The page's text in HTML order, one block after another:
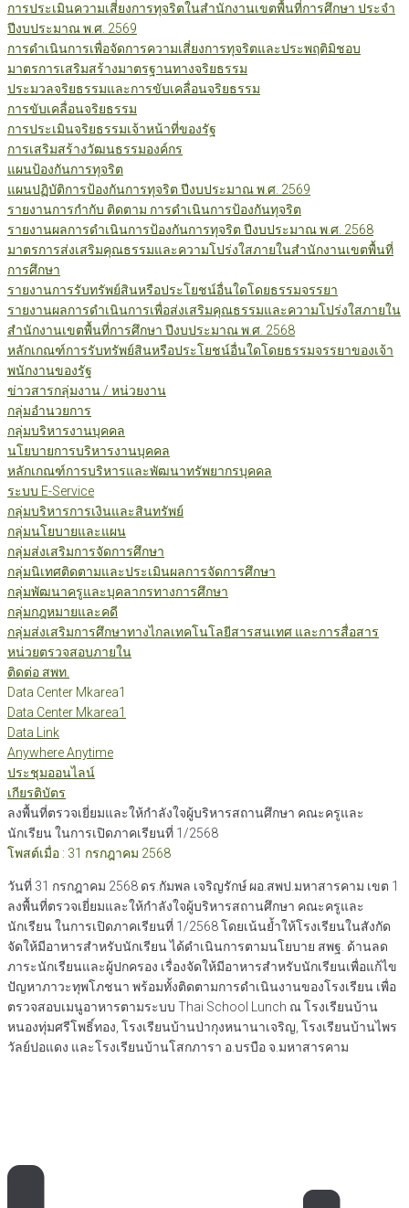
การประเมินความเสี่ยงการทุจริตในสำนักงานเขตพื้นที่การศึกษา ประจำ
ปีงบประมาณ พ.ศ. 2569
การดำเนินการเพื่อจัดการความเสี่ยงการทุจริตและประพฤติมิชอบ
มาตรการเสริมสร้างมาตรฐานทางจริยธรรม
ประมวลจริยธรรมและการขับเคลื่อนจริยธรรม
การขับเคลื่อนจริยธรรม
การประเมินจริยธรรมเจ้าหน้าที่ของรัฐ
การเสริมสร้างวัฒนธรรมองค์กร
แผนป้องกันการทุจริต
แผนปฏิบัติการป้องกันการทุจริต ปีงบประมาณ พ.ศ. 2569
รายงานการกำกับ ติดตาม การดำเนินการป้องกันทุจริต
รายงานผลการดำเนินการป้องกันการทุจริต ปีงบประมาณ พ.ศ. 2568
มาตรการส่งเสริมคุณธรรมและความโปร่งใสภายในสำนักงานเขตพื้นที่
การศึกษา
รายงานการรับทรัพย์สินหรือประโยชน์อื่นใดโดยธรรมจรรยา
รายงานผลการดำเนินการเพื่อส่งเสริมคุณธรรมและความโปร่งใสภายใน
สำนักงานเขตพื้นที่การศึกษา ปีงบประมาณ พ.ศ. 2568
หลักเกณฑ์การรับทรัพย์สินหรือประโยชน์อื่นใดโดยธรรมจรรยาของเจ้า
พนักงานของรัฐ
ข่าวสารกลุ่มงาน / หน่วยงาน
กลุ่มอำนวยการ
กลุ่มบริหารงานบุคคล
นโยบายการบริหารงานบุคคล
หลักเกณฑ์การบริหารและพัฒนาทรัพยากรบุคคล
ระบบ E-Service
กลุ่มบริหารการเงินและสินทรัพย์
กลุ่มนโยบายและแผน
กลุ่มส่งเสริมการจัดการศึกษา
กลุ่มนิเทศติดตามและประเมินผลการจัดการศึกษา
กลุ่มพัฒนาครูและบุคลากรทางการศึกษา
กลุ่มกฎหมายและคดี
กลุ่มส่งเสริมการศึกษาทางไกลเทคโนโลยีสารสนเทศ และการสื่อสาร
หน่วยตรวจสอบภายใน
ติดต่อ สพท.
Data Center Mkarea1
Data Center Mkarea1
Data Link
Anywhere Anytime
ประชุมออนไลน์
เกียรติบัตร
ลงพื้นที่ตรวจเยี่ยมและให้กำลังใจผู้บริหารสถานศึกษา คณะครูและ
นักเรียน ในการเปิดภาคเรียนที่ 1/2568
โพสต์เมื่อ : 31 กรกฎาคม 2568
วันที่ 31 กรกฎาคม 2568 ดร.กัมพล เจริญรักษ์ ผอ.สพป.มหาสารคาม เขต 1
ลงพื้นที่ตรวจเยี่ยมและให้กำลังใจผู้บริหารสถานศึกษา คณะครูและ
นักเรียน ในการเปิดภาคเรียนที่ 1/2568 โดยเน้นย้ำให้โรงเรียนในสังกัด
จัดให้มีอาหารสำหรับนักเรียน ได้ดำเนินการตามนโยบาย สพฐ. ด้านลด
ภาระนักเรียนและผู้ปกครอง เรื่องจัดให้มีอาหารสำหรับนักเรียนเพื่อแก้ไข
ปัญหาภาวะทุพโภชนา พร้อมทั้งติดตามการดำเนินงานของโรงเรียน เพื่อ
ตรวจสอบเมนูอาหารตามระบบ Thai School Lunch ณ โรงเรียนบ้าน
หนองทุ่มศรีโพธิ์ทอง, โรงเรียนบ้านป่ากุงหนานาเจริญ, โรงเรียนบ้านไพร
วัลย์ปอแดง และโรงเรียนบ้านโสกภารา อ.บรบือ จ.มหาสารคาม